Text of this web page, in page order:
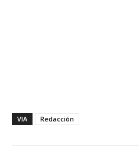
VIA Redacción